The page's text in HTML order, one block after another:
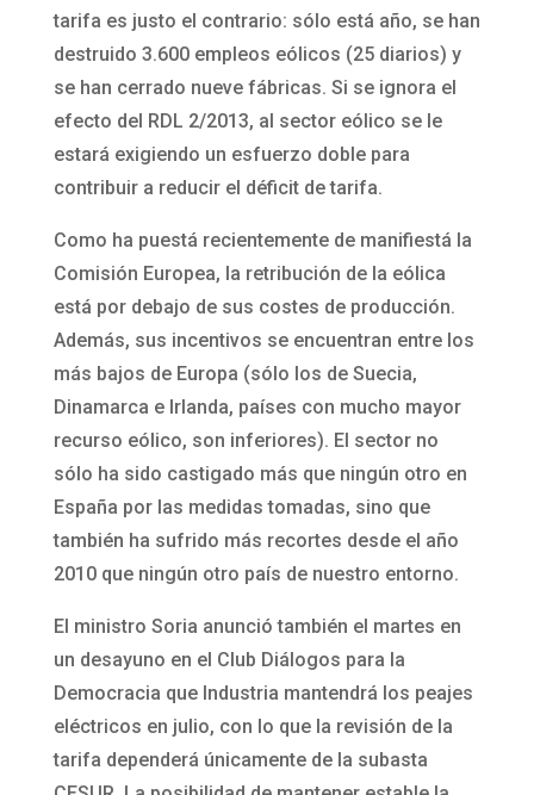
tarifa es justo el contrario: sólo está año, se han
destruido 3.600 empleos eólicos (25 diarios) y
se han cerrado nueve fábricas. Si se ignora el
efecto del RDL 2/2013, al sector eólico se le
estará exigiendo un esfuerzo doble para
contribuir a reducir el déficit de tarifa.
Como ha puestá recientemente de manifiestá la
Comisión Europea, la retribución de la eólica
está por debajo de sus costes de producción.
Además, sus incentivos se encuentran entre los
más bajos de Europa (sólo los de Suecia,
Dinamarca e Irlanda, países con mucho mayor
recurso eólico, son inferiores). El sector no
sólo ha sido castigado más que ningún otro en
España por las medidas tomadas, sino que
también ha sufrido más recortes desde el año
2010 que ningún otro país de nuestro entorno.
El ministro Soria anunció también el martes en
un desayuno en el Club Diálogos para la
Democracia que Industria mantendrá los peajes
eléctricos en julio, con lo que la revisión de la
tarifa dependerá únicamente de la subasta